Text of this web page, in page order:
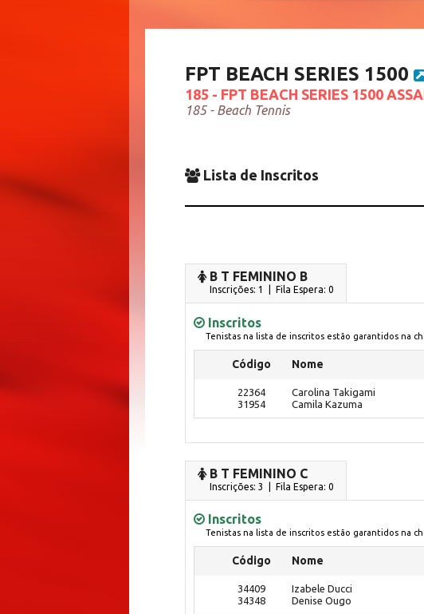
FPT BEACH SERIES 1500
185 - FPT BEACH SERIES 1500
185 - Beach Tennis
Lista de Inscritos
B T FEMININO B
Inscrições: 1 | Fila Espera: 0
Inscritos
Tenistas na lista de inscritos estão garantidos na
Código Nome
22364
31954
Carolina Takigami
Camila Kazuma
B T FEMININO C
Inscrições: 3 | Fila Espera: 0
Inscritos
Tenistas na lista de inscritos estão garantidos na
Código Nome
34409
34348
Izabele Ducci
Denise Ougo